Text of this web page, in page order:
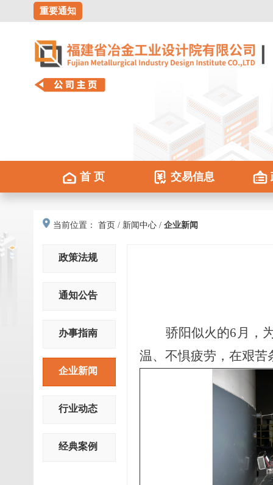
重要通知
首 页 交易信息
当前位置： 首页 / 新闻中心 / 企业新闻
政策法规
通知公告
办事指南
企业新闻
行业动态
经典案例
骄阳似火的6月 ，
温、不惧疲劳，在艰